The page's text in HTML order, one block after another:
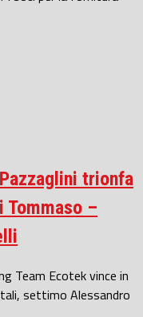
trionfa
Tommaso –
Team Ecotek vince in
settimo Alessandro